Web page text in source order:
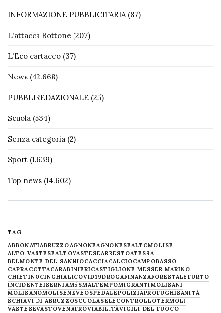
INFORMAZIONE PUBBLICITARIA(87)
L'attacca Bottone (207)
L'Eco cartaceo (37)
News (42.668)
PUBBLIREDAZIONALE (25)
Scuola (534)
Senza categoria (2)
Sport (1.639)
Top news (14.602)
TAG
ABBONATIABRUZZOAGNONEAGNONESEALTOMOLISE
ALTO VASTESEALTOVASTESEARRESTOATESSA
BELMONTE DEL SANNIOCACCIACALCIOCAMPOBASSO
CAPRACOTTACARABINIERICASTIGLIONE MESSER MARINO
CHIETINOCINGHIALICOVID19DROGAFINANZAFORESTALE FURTO
INCIDENTEISERNIAM5SMALTEMPOMIGRANTIMOLISANI
MOLISANOMOLISENEVE OSPEDALEPOLIZIAPROFUGHISANITÀ
SCHIAVI DI ABRUZZOSCUOLASELECONTROLLOTERMOLI
VASTESEVASTOVENAFROVIABILITÀVIGILI DEL FUOCO